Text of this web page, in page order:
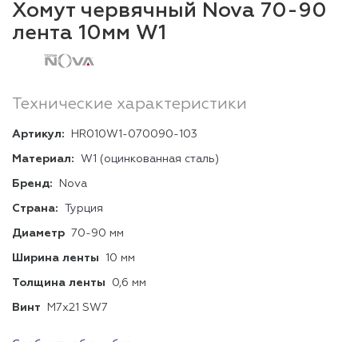
Хомут червячный Nova 70-90
лента 10мм W1
Технические характеристики
Артикул: HR010W1-070090-103
Материал: W1 (оцинкованная сталь)
Бренд: Nova
Страна: Турция
Диаметр 70-90 мм
Ширина ленты 10 мм
Толщина ленты 0,6 мм
Винт М7х21 SW7